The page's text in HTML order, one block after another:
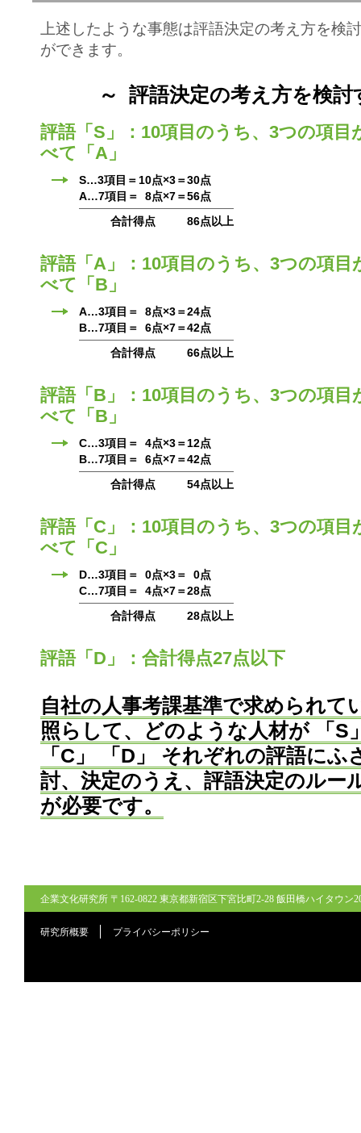
上述したような事態は評語決定の考え方を検
ができます。
～ 評語決定の考え方を検
評語「S」：10項目のうち、3つの項目
べて「A」
S…3項目＝ 10点×3＝30点
A…7項目＝
8点×7＝56点
合計得点
86点以上
評語「A」：10項目のうち、3つの項
べて「B」
A…3項目＝ 8点×3＝24点
B…7項目＝
6点×7＝42点
合計得点
66点以上
評語「B」：10項目のうち、3つの項目
べて「B」
C…3項目＝ 4点×3＝12点
B…7項目＝
6点×7＝42点
合計得点
54点以上
評語「C」：10項目のうち、3つの項目
べて「C」
D…3項目＝ 0点×3＝
0点
C…7項目＝
4点×7＝28点
合計得点
28点以上
評語「D」：合計得点27点以下
自社の人事考課基準で求められて
照らして、どのような人材が 「S
「C」 「D」 それぞれの評語にふ
討、決定のうえ、評語決定のルー
が必要です。
企業文化研究所 〒162-0822 東京都新宿区下宮比町2-28 飯田橋ハイタウン
研究所概要 プライバシーポリシー